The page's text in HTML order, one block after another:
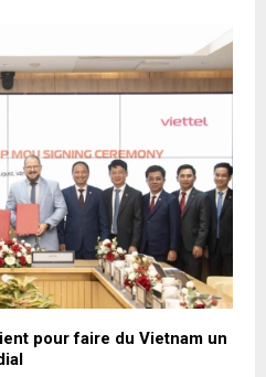
pour faire du Vietnam un